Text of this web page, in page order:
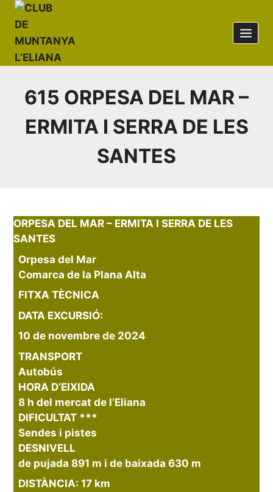
Saltar
contenido
615 ORPESA DEL MAR –
ERMITA I SERRA DE LES
SANTES
ORPESA DEL MAR – ERMITA I SERRA DE LES
SANTES
Orpesa del Mar
Comarca de la Plana Alta
FITXA TÈCNICA
DATA EXCURSIÓ:
10 de novembre de 2024
TRANSPORT
Autobús
HORA D’EIXIDA
8 h del mercat de l’Eliana
DIFICULTAT ***
Sendes i pistes
DESNIVELL
de pujada 891 m i de baixada 630 m
DISTÀNCIA: 17 km